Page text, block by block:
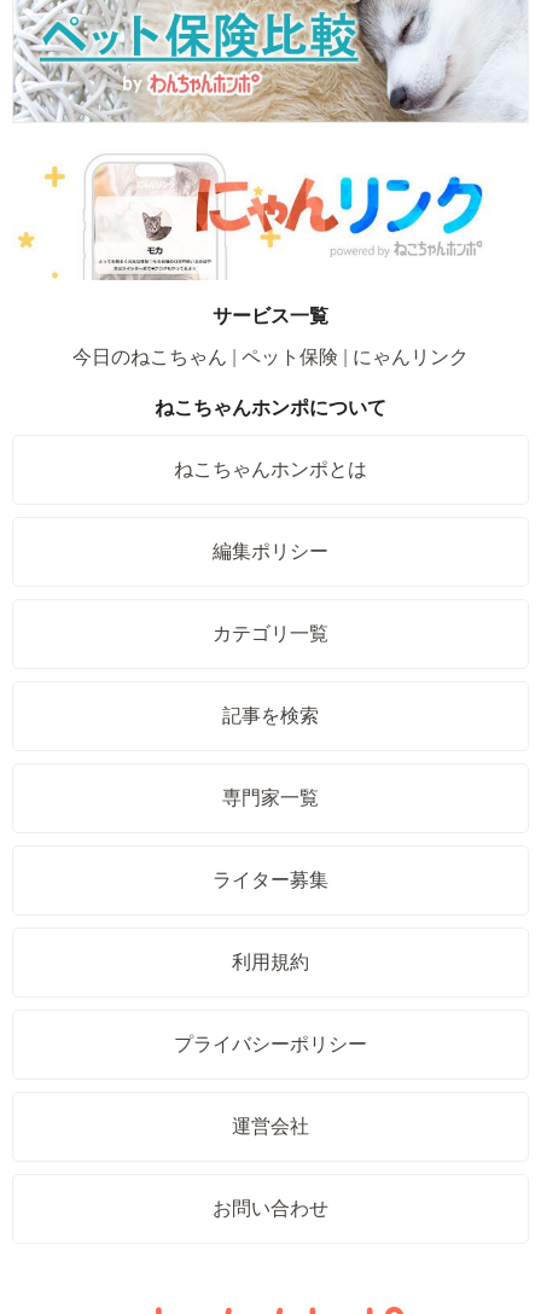
サービス一覧
今日のねこちゃん
ペット保険 にゃんリンク
ねこちゃんホンポについて
ねこちゃんホンポとは
編集ポリシー
カテゴリ一覧
記事を検索
専門家一覧
ライター募集
利用規約
プライバシーポリシー
運営会社
お問い合わせ